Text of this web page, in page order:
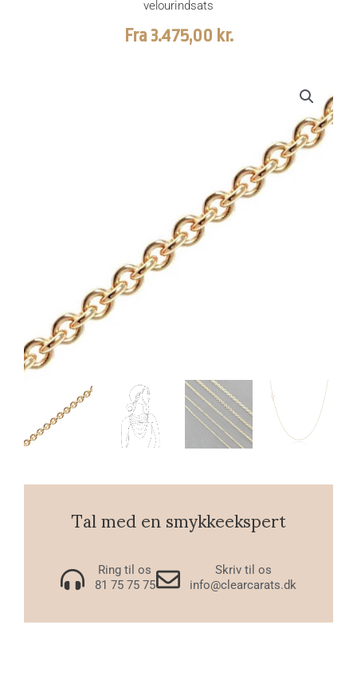
velourindsats
Fra 3.475,00 kr.
Tal med en smykkeekspert
Ring til os
81 75 75 75
Skriv til os
info@clearcarats.dk